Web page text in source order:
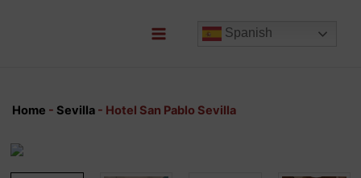
Spanish
Home - Sevilla- Hotel San Pablo Sevilla